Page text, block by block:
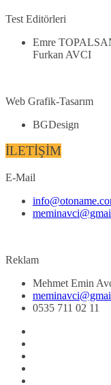
Test Editörleri
Emre
Furkan AVCI
Web Grafik-Tasarım
BGDesign
İLETİŞİM
E-Mail
Reklam
Mehmet Emin
0535 711 02 11